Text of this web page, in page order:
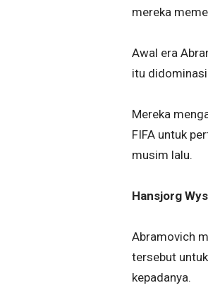
mereka
Awal era
itu
Mereka
FIFA untuk
musim lalu.
Hansjorg
Abramovich
tersebut
kepadanya.